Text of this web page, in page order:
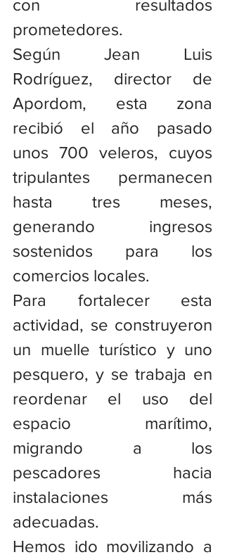
con resultados
prometedores.
Según Jean Luis
Rodríguez, director de
Apordom, esta zona
recibió el año pasado
unos 700 veleros, cuyos
tripulantes permanecen
hasta tres meses,
generando ingresos
sostenidos para los
comercios locales.
Para fortalecer esta
actividad, se construyeron
un muelle turístico y uno
pesquero, y se trabaja en
reordenar el uso del
espacio marítimo,
migrando a los
pescadores hacia
instalaciones más
adecuadas.
Hemos ido movilizando a